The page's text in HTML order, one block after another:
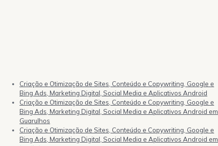
Criação e Otimização de Sites, Conteúdo e Copywriting, Google e
Bing Ads, Marketing Digital, Social Media e Aplicativos Android
Criação e Otimização de Sites, Conteúdo e Copywriting, Google e
Bing Ads, Marketing Digital, Social Media e Aplicativos Android em
Guarulhos
Criação e Otimização de Sites, Conteúdo e Copywriting, Google e
Bing Ads, Marketing Digital, Social Media e Aplicativos Android em